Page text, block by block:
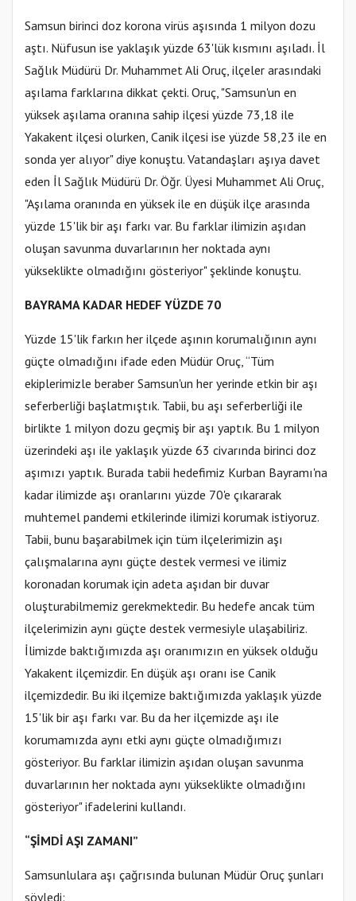
Samsun birinci doz korona virüs aşısında 1 milyon dozu
aştı. Nüfusun ise yaklaşık yüzde 63'lük kısmını aşıladı. İl
Sağlık Müdürü Dr. Muhammet Ali Oruç, ilçeler arasındaki
aşılama farklarına dikkat çekti. Oruç, "Samsun'un en
yüksek aşılama oranına sahip ilçesi yüzde 73,18 ile
Yakakent ilçesi olurken, Canik ilçesi ise yüzde 58,23 ile en
sonda yer alıyor" diye konuştu. Vatandaşları aşıya davet
eden İl Sağlık Müdürü Dr. Öğr. Üyesi Muhammet Ali Oruç,
"Aşılama oranında en yüksek ile en düşük ilçe arasında
yüzde 15'lik bir aşı farkı var. Bu farklar ilimizin aşıdan
oluşan savunma duvarlarının her noktada aynı
yükseklikte olmadığını gösteriyor" şeklinde konuştu.
BAYRAMA KADAR HEDEF YÜZDE 70
Yüzde 15'lik farkın her ilçede aşının korumalığının aynı
güçte olmadığını ifade eden Müdür Oruç, “Tüm
ekiplerimizle beraber Samsun'un her yerinde etkin bir aşı
seferberliği başlatmıştık. Tabii, bu aşı seferberliği ile
birlikte 1 milyon dozu geçmiş bir aşı yaptık. Bu 1 milyon
üzerindeki aşı ile yaklaşık yüzde 63 civarında birinci doz
aşımızı yaptık. Burada tabii hedefimiz Kurban Bayramı'na
kadar ilimizde aşı oranlarını yüzde 70'e çıkararak
muhtemel pandemi etkilerinde ilimizi korumak istiyoruz.
Tabii, bunu başarabilmek için tüm ilçelerimizin aşı
çalışmalarına aynı güçte destek vermesi ve ilimiz
koronadan korumak için adeta aşıdan bir duvar
oluşturabilmemiz gerekmektedir. Bu hedefe ancak tüm
ilçelerimizin aynı güçte destek vermesiyle ulaşabiliriz.
İlimizde baktığımızda aşı oranımızın en yüksek olduğu
Yakakent ilçemizdir. En düşük aşı oranı ise Canik
ilçemizdedir. Bu iki ilçemize baktığımızda yaklaşık yüzde
15'lik bir aşı farkı var. Bu da her ilçemizde aşı ile
korumamızda aynı etki aynı güçte olmadığımızı
gösteriyor. Bu farklar ilimizin aşıdan oluşan savunma
duvarlarının her noktada aynı yükseklikte olmadığını
gösteriyor" ifadelerini kullandı.
“ŞİMDİ AŞI ZAMANI”
Samsunlulara aşı çağrısında bulunan Müdür Oruç şunları
söyledi: